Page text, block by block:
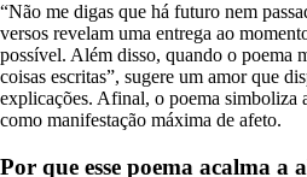
“Não me digas que há futuro nem
versos revelam uma entrega ao
possível. Além disso, quando o poema
coisas escritas”, sugere um amor que
explicações. Afinal, o poema simboliza
como manifestação máxima de afeto.
Por que esse poema acalma a